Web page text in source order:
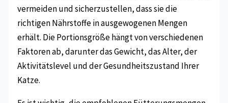
vermeiden und sicherzustellen, dass sie die
richtigen Nährstoffe in ausgewogenen Mengen
erhält. Die Portionsgröße hängt von verschiedenen
Faktoren ab, darunter das Gewicht, das Alter, der
Aktivitätslevel und der Gesundheitszustand Ihrer
Katze.